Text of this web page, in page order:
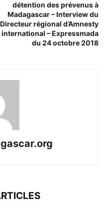
détention des prévenus à
Madagascar – Interview du
Directeur régional d’Amnesty
international – Expressmada
du 24 octobre 2018